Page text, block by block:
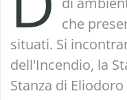
che
situati. Si
dell'Incendio, la
Stanza di